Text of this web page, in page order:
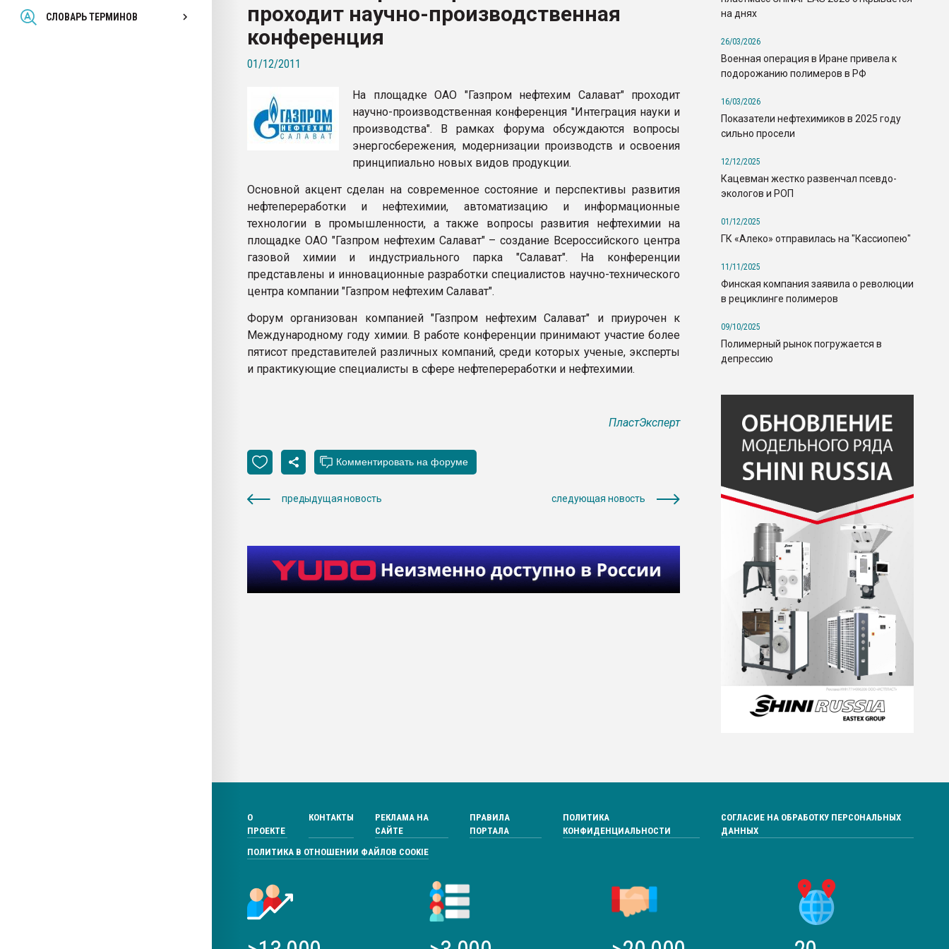
СЛОВАРЬ ТЕРМИНОВ
Всё, что касается выдува ПЭТ
бутылок
ПЕРЕЙТИ НА ФОРУМ
проходит научно-производственная
конференция
01/12/2011
На площадке ОАО "Газпром нефтехим Салават" проходит
научно-производственная конференция "Интеграция науки и
производства". В рамках форума обсуждаются вопросы
энергосбережения, модернизации производств и освоения
принципиально новых видов продукции.
Основной акцент сделан на современное состояние и перспективы развития
нефтепереработки и нефтехимии, автоматизацию и информационные
технологии в промышленности, а также вопросы развития нефтехимии на
площадке ОАО "Газпром нефтехим Салават" – создание Всероссийского центра
газовой химии и индустриального парка "Салават". На конференции
представлены и инновационные разработки специалистов научно-технического
центра компании "Газпром нефтехим Салават".
Форум организован компанией "Газпром нефтехим Салават" и приурочен к
Международному году химии. В работе конференции принимают участие более
пятисот представителей различных компаний, среди которых ученые, эксперты
и практикующие специалисты в сфере нефтепереработки и нефтехимии.
ПластЭксперт
предыдущая новость следующая новость
на днях
26/03/2026
Военная операция в Иране привела к
подорожанию полимеров в РФ
16/03/2026
Показатели нефтехимиков в 2025 году
сильно просели
12/12/2025
Кацевман жестко развенчал псевдо-
экологов и РОП
01/12/2025
ГК «Алеко» отправилась на "Кассиопею"
11/11/2025
Финская компания заявила о революции
в рециклинге полимеров
09/10/2025
Полимерный рынок погружается в
депрессию
О
ПРОЕКТЕ
КОНТАКТЫ
РЕКЛАМА НА
САЙТЕ
ПРАВИЛА
ПОРТАЛА
ПОЛИТИКА
КОНФИДЕНЦИАЛЬНОСТИ
СОГЛАСИЕ НА ОБРАБОТКУ ПЕРСОНАЛЬНЫХ
ДАННЫХ
ПОЛИТИКА В ОТНОШЕНИИ ФАЙЛОВ COOKIE